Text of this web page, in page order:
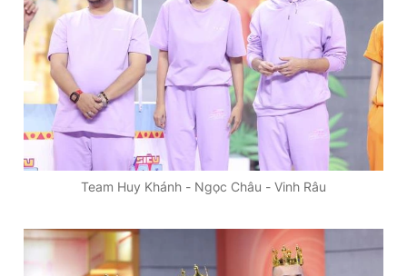
Giấy phép xuất bản số 110/GP - BTTTT cấp ngày 24.3.2020
© 2003-2026 Bản quyền thuộc về Báo Thanh Niên. Cấm sao
chép dưới mọi hình thức nếu không có sự chấp thuận bằng văn
bản. Phát triển bởi ePi Technologies, JSC.
Team Huy Khánh - Ngọc Châu - Vinh Râu